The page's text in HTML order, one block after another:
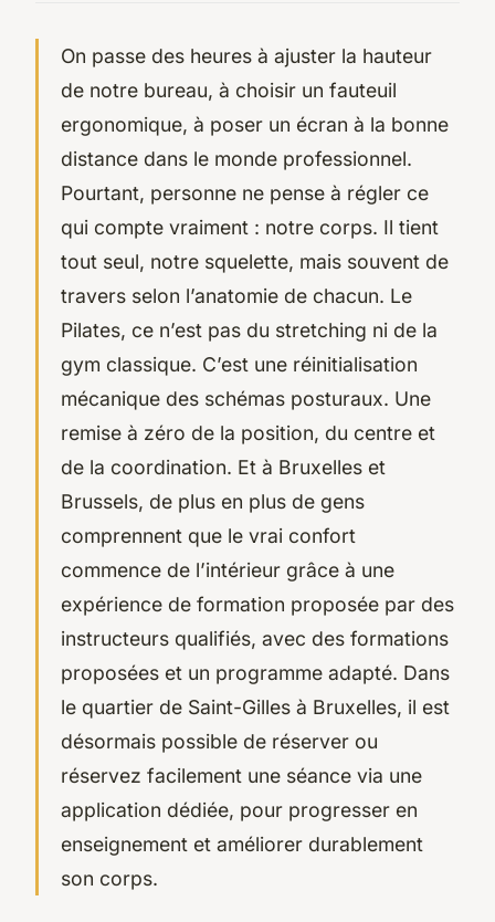
On passe des heures à ajuster la hauteur
de notre bureau, à choisir un fauteuil
ergonomique, à poser un écran à la bonne
distance dans le monde professionnel.
Pourtant, personne ne pense à régler ce
qui compte vraiment : notre corps. Il tient
tout seul, notre squelette, mais souvent de
travers selon l’anatomie de chacun. Le
Pilates, ce n’est pas du stretching ni de la
gym classique. C’est une réinitialisation
mécanique des schémas posturaux. Une
remise à zéro de la position, du centre et
de la coordination. Et à Bruxelles et
Brussels, de plus en plus de gens
comprennent que le vrai confort
commence de l’intérieur grâce à une
expérience de formation proposée par des
instructeurs qualifiés, avec des formations
proposées et un programme adapté. Dans
le quartier de Saint-Gilles à Bruxelles, il est
désormais possible de réserver ou
réservez facilement une séance via une
application dédiée, pour progresser en
enseignement et améliorer durablement
son corps.